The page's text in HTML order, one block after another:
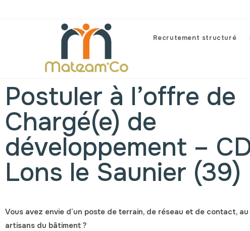
Recrutement structuré
Postuler à l’offre de
Chargé(e) de
développement –
Lons le Saunier (39)
Vous avez envie d’un poste de terrain, de réseau et de contact,
artisans du bâtiment ?